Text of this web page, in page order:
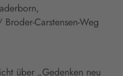
Carstensen-Weg
über „Gedenken neu